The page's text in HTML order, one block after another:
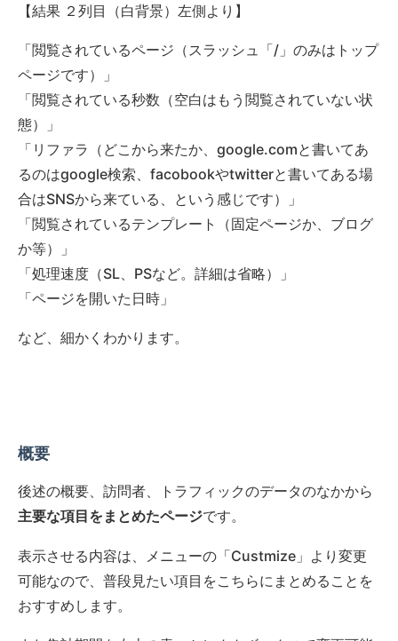
【結果 ２列目（白背景）左側より】
「閲覧されているページ（スラッシュ「/」のみはトップ
ページです）」
「閲覧されている秒数（空白はもう閲覧されていない状
態）」
「リファラ（どこから来たか、google.comと書いてあ
るのはgoogle検索、facobookやtwitterと書いてある場
合はSNSから来ている、という感じです）」
「閲覧されているテンプレート（固定ページか、ブログ
か等）」
「処理速度（SL、PSなど。詳細は省略）」
「ページを開いた日時」
など、細かくわかります。
概要
後述の概要、訪問者、トラフィックのデータのなかから
主要な項目をまとめたページです。
表示させる内容は、メニューの「Custmize」より変更
可能なので、普段見たい項目をこちらにまとめることを
おすすめします。